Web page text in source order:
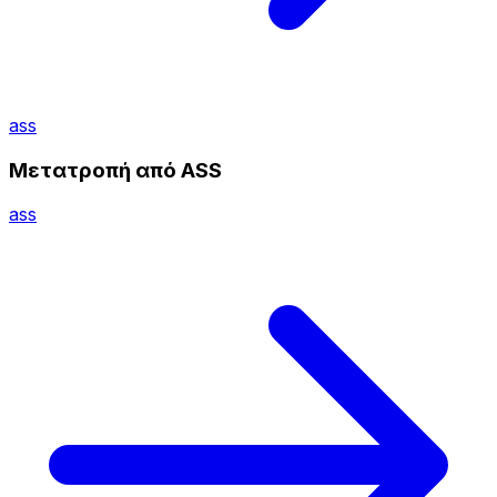
ass
Μετατροπή από ASS
ass